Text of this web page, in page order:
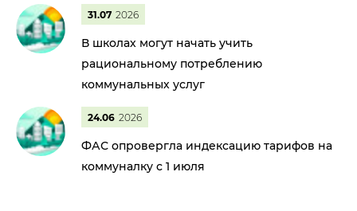
31.07 2026
В школах могут начать учить
рациональному потреблению
коммунальных услуг
24.06 2026
ФАС опровергла индексацию тарифов на
коммуналку с 1 июля